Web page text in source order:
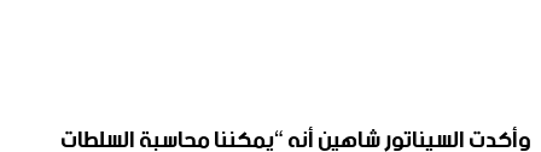
وأكدت السيناتور شاهين أنه “يمكننا محاسبة السلطات